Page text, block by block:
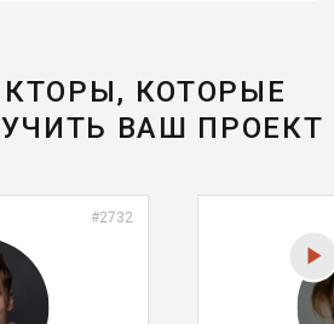
КОТОРЫЕ
ВАШ ПРОЕКТ
#2732